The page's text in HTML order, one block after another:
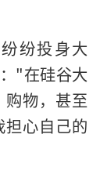
纷投身大
"在硅谷大
物，甚至
心自己的